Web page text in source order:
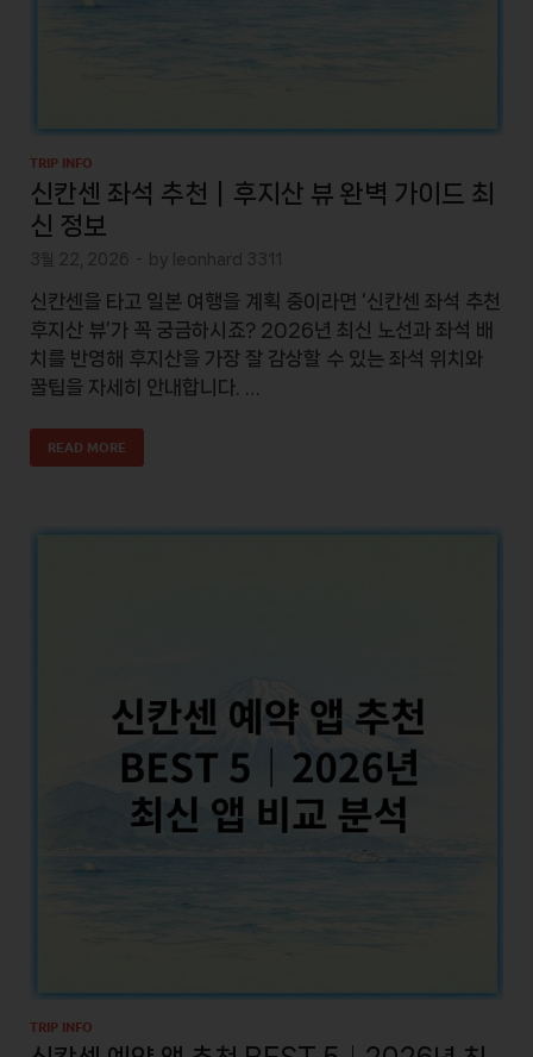
TRIP INFO
신칸센 좌석 추천｜후지산 뷰 완벽 가이드 최
신 정보
3월 22, 2026 - by leonhard 3311
신칸센을 타고 일본 여행을 계획 중이라면 ‘신칸센 좌석 추천
후지산 뷰’가 꼭 궁금하시죠? 2026년 최신 노선과 좌석 배
치를 반영해 후지산을 가장 잘 감상할 수 있는 좌석 위치와
꿀팁을 자세히 안내합니다. …
READ MORE
TRIP INFO